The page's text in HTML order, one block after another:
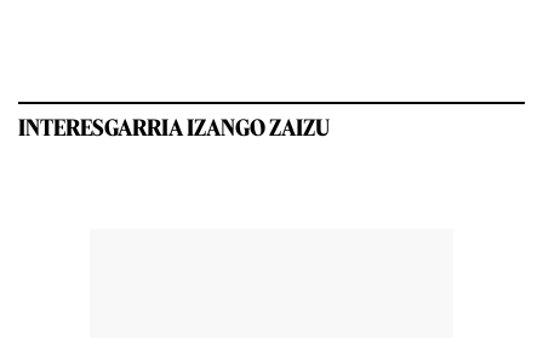
INTERESGARRIA IZANGO ZAIZU